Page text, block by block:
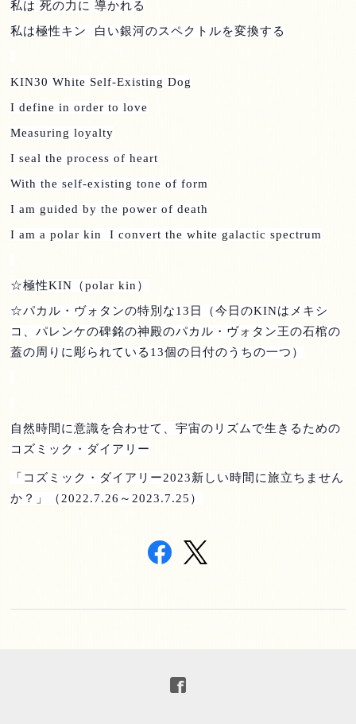
私は 死の力に 導かれる
私は極性キン
白い銀河のスペクトルを変換する
KIN30 White Self-Existing Dog
I define in order to love
Measuring loyalty
I seal the process of heart
With the self-existing tone of form
I am guided by the power of death
I am a polar kin I convert the white galactic spectrum
☆極性KIN （polar kin ）
☆パカル・ヴォタンの特別な13 日（今日のKINはメキシ
コ、パレンケの碑銘の神殿のパカル・ヴォタン王の石棺の
蓋の周りに彫られている 13個の日付のうちの一つ）
自然時間に意識を合わせて、宇宙のリズムで生きるための
コズミック・ダイアリー
「コズミック・ダイアリー2023新しい時間に旅立ちません
か？」（ 2022.7.26 ～ 2023.7.25 ）